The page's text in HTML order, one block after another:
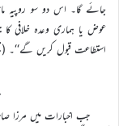
جائے گا۔ اس دو سو روپیہ
عوض یا ہماری وعدہ خلافی
استطاعت قبول کریں گے‘‘۔
جب اخبارات میں مرزا